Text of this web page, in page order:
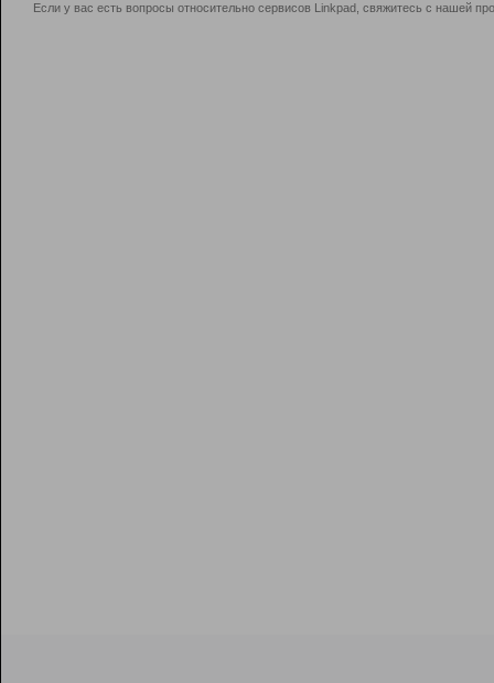
Если у вас есть вопросы относительно сервисов Linkpad, свяжитесь с нашей